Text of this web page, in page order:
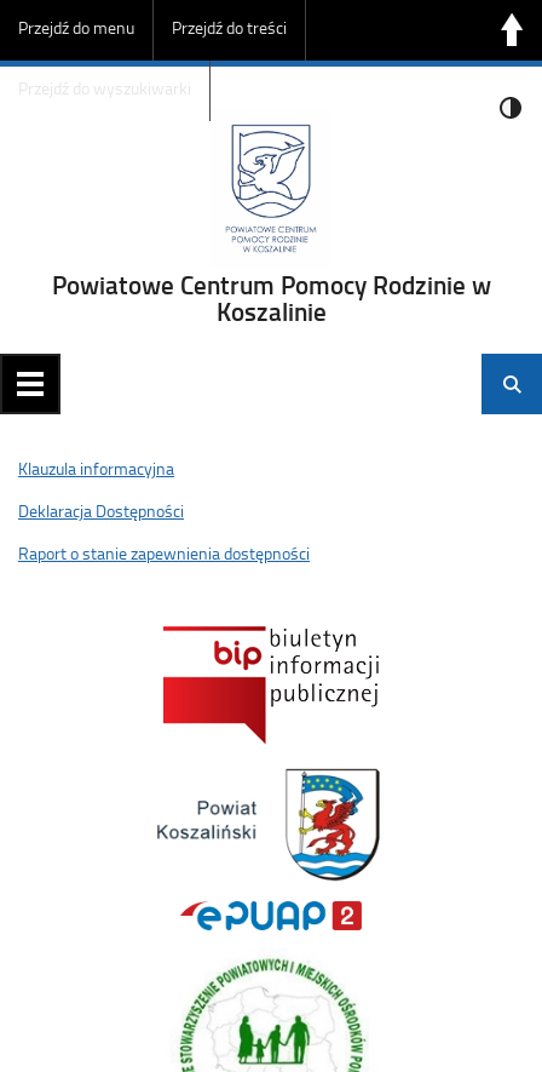
Przejdź do menu Przejdź do treści
Przejdź do wyszukiwarki
Powiatowe Centrum Pomocy Rodzinie w
Koszalinie
Klauzula informacyjna
Deklaracja Dostępności
Raport o stanie zapewnienia dostępności